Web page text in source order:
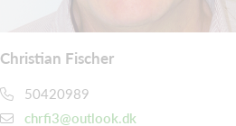
Christian Fischer
50420989
chrfi3@outlook.dk